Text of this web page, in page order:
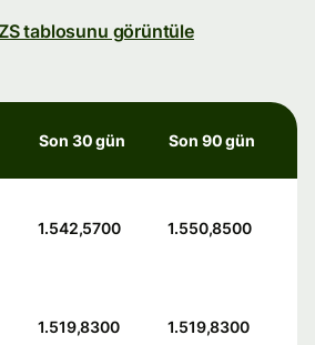
tablosunu görüntüle
Son 30 gün Son 90 gün
1.542,5700 1.550,8500
1.519,8300 1.519,8300